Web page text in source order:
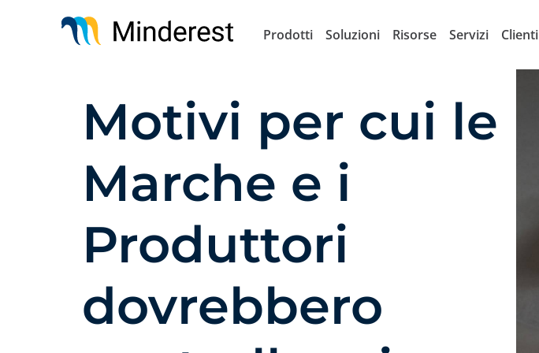
Prodotti Soluzioni Risorse Servizi Clienti
Motivi per cui le
Marche e i
Produttori
dovrebbero